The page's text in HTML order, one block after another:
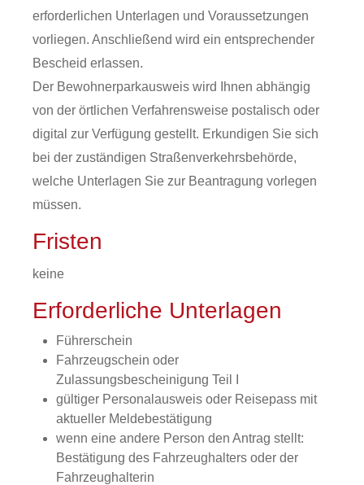
erforderlichen Unterlagen und Voraussetzungen
vorliegen. Anschließend wird ein entsprechender
Bescheid erlassen.
Der Bewohnerparkausweis wird Ihnen abhängig
von der örtlichen Verfahrensweise postalisch oder
digital zur Verfügung gestellt. Erkundigen Sie sich
bei der zuständigen Straßenverkehrsbehörde,
welche Unterlagen Sie zur Beantragung vorlegen
müssen.
Fristen
keine
Erforderliche Unterlagen
Führerschein
Fahrzeugschein oder
Zulassungsbescheinigung Teil I
gültiger Personalausweis oder Reisepass mit
aktueller Meldebestätigung
wenn eine andere Person den Antrag stellt:
Bestätigung des Fahrzeughalters oder der
Fahrzeughalterin